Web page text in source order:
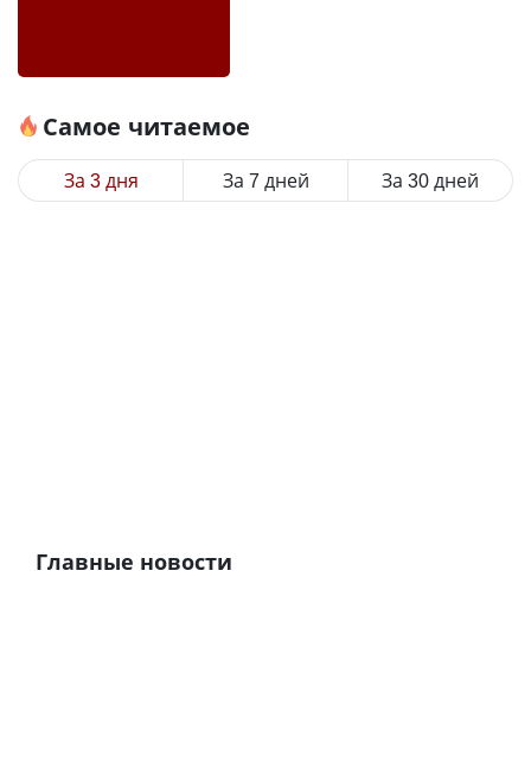
Самое читаемое
За 3 дня За 7 дней За 30 дней
Главные новости